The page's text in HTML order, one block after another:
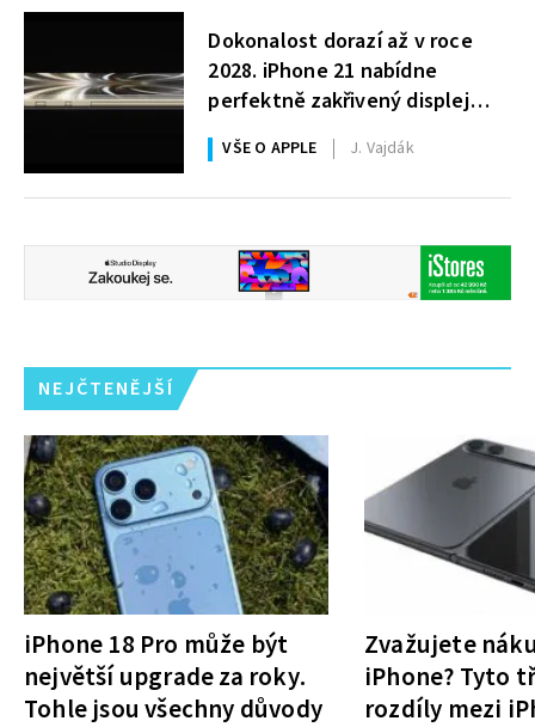
Dokonalost dorazí až v roce
2028. iPhone 21 nabídne
perfektně zakřivený displej
i 200MPx foťák
VŠE O APPLE J. Vajdák
NEJČTENĚJŠÍ
iPhone 18 Pro může být
největší upgrade za roky.
Tohle jsou všechny důvody
Zvažujete
iPhone? Tyto
rozdíly mezi